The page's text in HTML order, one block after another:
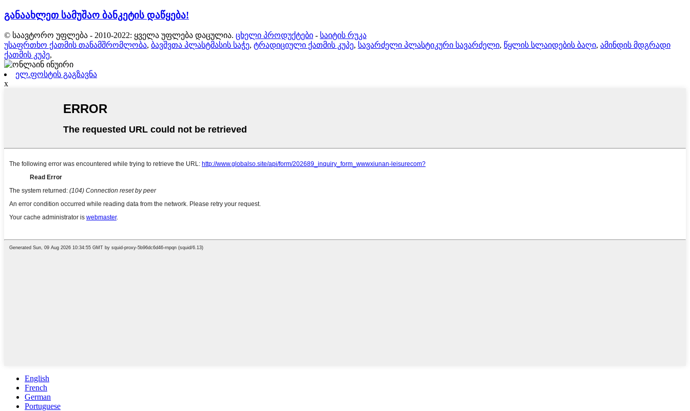
განაახლეთ სამუშაო ბანკეტის დაწყება!
© საავტორო უფლება - 2010-2022: ყველა უფლება დაცულია. ცხელი პროდუქტები - საიტის რუკა
უსაფრთხო ქათმის თანამშრომლობა, ბავშვთა პლასტმასის საჭე, ტრადიციული ქათმის კუპე, სავარძელი პლასტიკური სავარძელი, წყლის სლაიდების ბაღი, ამინდის მდგრადი
ქათმის კუპე,
ელ.ფოსტის გაგზავნა
x
English
French
German
Portuguese